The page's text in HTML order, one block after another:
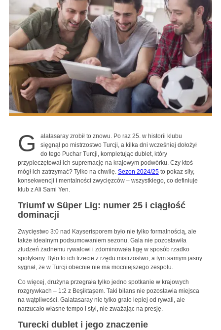
G
alatasaray zrobił to znowu. Po raz 25. w historii klubu
sięgnął po mistrzostwo Turcji, a kilka dni wcześniej dołożył
do tego Puchar Turcji, kompletując dublet, który
przypieczętował ich supremację na krajowym podwórku. Czy ktoś
mógł ich zatrzymać? Tylko na chwilę. Sezon 2024/25to pokaz siły,
konsekwencji i mentalności zwycięzców – wszystkiego, co definiuje
klub z Ali Sami Yen.
Triumf w Süper Lig: numer 25 i ciągłość
dominacji
Zwycięstwo 3:0 nad Kayserisporem było nie tylko formalnością, ale
także idealnym podsumowaniem sezonu. Gala nie pozostawiła
złudzeń żadnemu rywalowi i zdominowała ligę w sposób rzadko
spotykany. Było to ich trzecie z rzędu mistrzostwo, a tym samym jasny
sygnał, że w Turcji obecnie nie ma mocniejszego zespołu.
Co więcej, drużyna przegrała tylko jedno spotkanie w krajowych
rozgrywkach – 1:2 z Beşiktaşem. Taki bilans nie pozostawia miejsca
na wątpliwości. Galatasaray nie tylko grało lepiej od rywali, ale
narzucało własne tempo i styl, nie zważając na presję.
Turecki dublet i jego znaczenie